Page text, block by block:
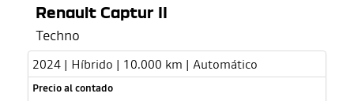
Renault Captur II
Techno
2024 | Híbrido | 10.000 km | Automático
Precio al contado